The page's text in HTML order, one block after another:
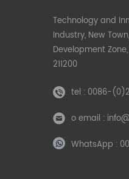
Technology and
Industry, New
Development
211200
tel : 0086-
o email :
WhatsApp :